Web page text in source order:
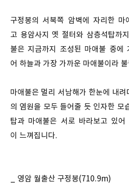
구정봉의 서북쪽 암벽에 자리한 마
고 용암사지 옛 절터와 삼층석탑까
불은 지금까지 조성된 마애불 중에
어 하늘과 가장 가까운 마애불이라
마애불은 멀리 서남해가 한눈에 내
의 염원을 모두 들어줄 듯 인자한 모
탑과 마애불은 서로 바라보고 있
이 느껴집니다.
_ 영암 월출산 구정봉(710.9m)